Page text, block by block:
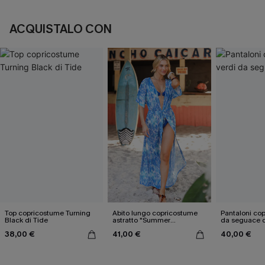
ACQUISTALO CON
Top copricostume Turning
Black di Tide
38,00 €
Abito lungo copricostume
astratto "Summer
41,00 €
Pantaloni
da seguace
40,00 €